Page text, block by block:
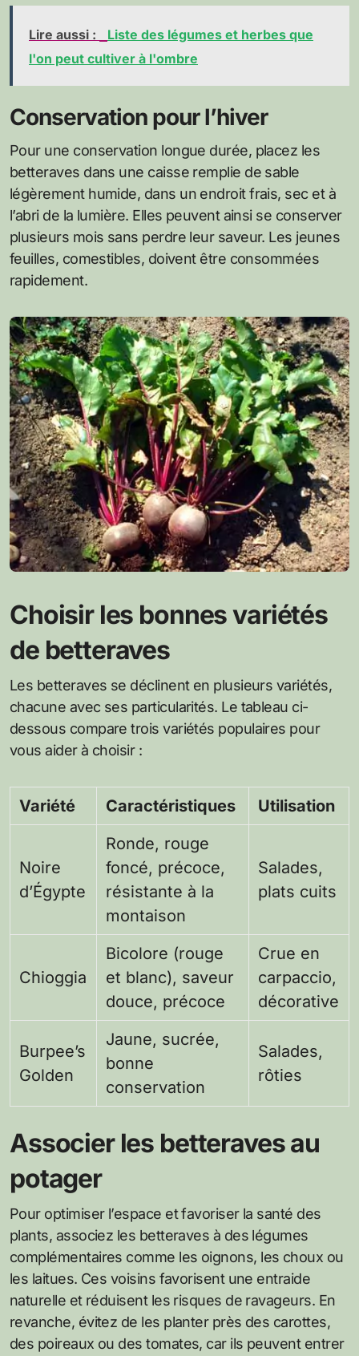
Lire aussi :
Liste des légumes et herbes que
l'on peut cultiver à l'ombre
Conservation pour l’hiver
Pour une conservation longue durée, placez les
betteraves dans une caisse remplie de sable
légèrement humide, dans un endroit frais, sec et à
l’abri de la lumière. Elles peuvent ainsi se conserver
plusieurs mois sans perdre leur saveur. Les jeunes
feuilles, comestibles, doivent être consommées
rapidement.
Choisir les bonnes variétés
de betteraves
Les betteraves se déclinent en plusieurs variétés,
chacune avec ses particularités. Le tableau ci-
dessous compare trois variétés populaires pour
vous aider à choisir :
Variété Caractéristiques Utilisation
Noire
d’Égypte
Ronde, rouge
foncé, précoce,
résistante à la
montaison
Salades,
plats cuits
Chioggia
Bicolore (rouge
et blanc), saveur
douce, précoce
Crue en
carpaccio,
décorative
Burpee’s
Golden
Jaune, sucrée,
bonne
conservation
Salades,
rôties
Associer les betteraves au
potager
Pour optimiser l’espace et favoriser la santé des
plants, associez les betteraves à des légumes
complémentaires comme les oignons, les choux ou
les laitues. Ces voisins favorisent une entraide
naturelle et réduisent les risques de ravageurs. En
revanche, évitez de les planter près des carottes,
des poireaux ou des tomates, car ils peuvent entrer